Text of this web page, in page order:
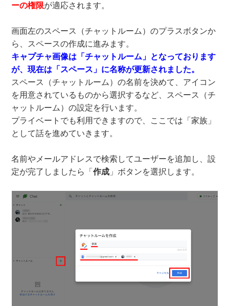
ーの権限が適応されます。
画面左のスペース（チャットルーム）のプラスボタンか
ら、スペースの作成に進みます。
キャプチャ画像は「チャットルーム」となっております
が、現在は「スペース」に名称が更新されました。
スペース（チャットルーム）の名前を決めて、アイコン
を用意されているものから選択するなど、スペース（チ
ャットルーム）の設定を行います。
プライベートでも利用できますので、ここでは「家族」
として話を進めていきます。
名前やメールアドレスで検索してユーザーを追加し、設
定が完了しましたら「作成 」ボタンを選択します。